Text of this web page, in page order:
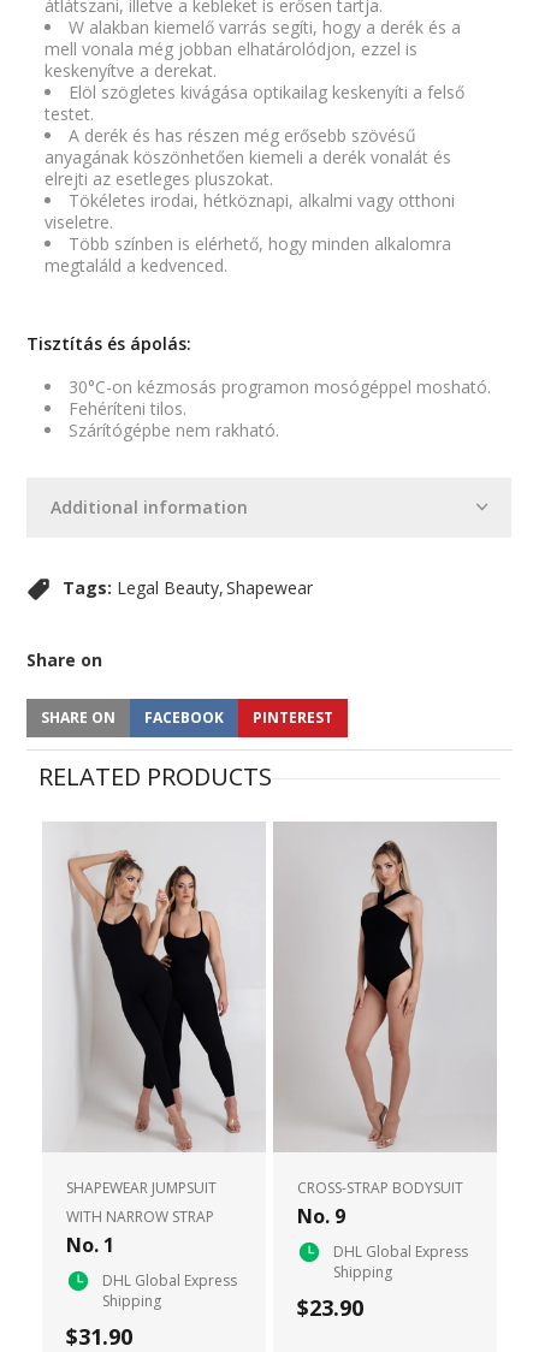
Additional information
átlátszani, illetve a kebleket is erősen tartja.
W alakban kiemelő varrás segíti, hogy a derék és a
mell vonala még jobban elhatárolódjon, ezzel is
keskenyítve a derekat.
Elöl szögletes kivágása optikailag keskenyíti a felső
testet.
A derék és has részen még erősebb szövésű
anyagának köszönhetően kiemeli a derék vonalát és
elrejti az esetleges pluszokat.
Tökéletes irodai, hétköznapi, alkalmi vagy otthoni
viseletre.
Több színben is elérhető, hogy minden alkalomra
megtaláld a kedvenced.
Tisztítás és ápolás:
30°C-on kézmosás programon mosógéppel mosható.
Fehéríteni tilos.
Szárítógépbe nem rakható.
Tags: Legal Beauty Shapewear
Share on
SHARE ON FACEBOOK PINTEREST
RELATED PRODUCTS
SHAPEWEAR JUMPSUIT
WITH NARROW STRAP
No. 1
DHL Global Express
Shipping
$31.90
CROSS-STRAP BODYSUIT
No. 9
DHL Global Express
Shipping
$23.90